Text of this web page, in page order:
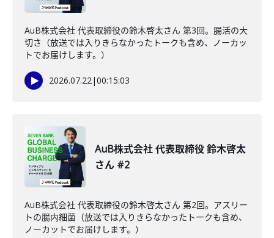
AuB株式会社 代表取締役の鈴木啓太さん 第3回。腸活の大
切さ（放送では入りきらなかったトークも含め、ノーカッ
トでお届けします。）
2026.07.22|00:15:03
AuB株式会社 代表取締役 鈴木啓太
さん #2
AuB株式会社 代表取締役の鈴木啓太さん 第2回。アスリー
トの腸内細菌（放送では入りきらなかったトークも含め、
ノーカットでお届けします。）